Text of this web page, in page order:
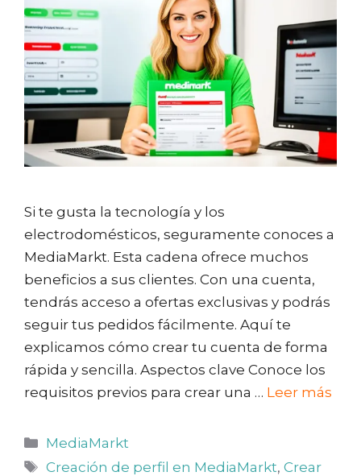
Si te gusta la tecnología y los
electrodomésticos, seguramente conoces a
MediaMarkt. Esta cadena ofrece muchos
beneficios a sus clientes. Con una cuenta,
tendrás acceso a ofertas exclusivas y podrás
seguir tus pedidos fácilmente. Aquí te
explicamos cómo crear tu cuenta de forma
rápida y sencilla. Aspectos clave Conoce los
requisitos previos para crear una … Leer más
Categorías
MediaMarkt
Etiquetas
Creación de perfil en MediaMarkt,Crear